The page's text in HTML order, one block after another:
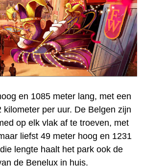
en 1085 meter lang, met een
kilometer per uur. De Belgen zijn
op elk vlak af te troeven, met
liefst 49 meter hoog en 1231
lengte haalt het park ook de
de Benelux in huis.